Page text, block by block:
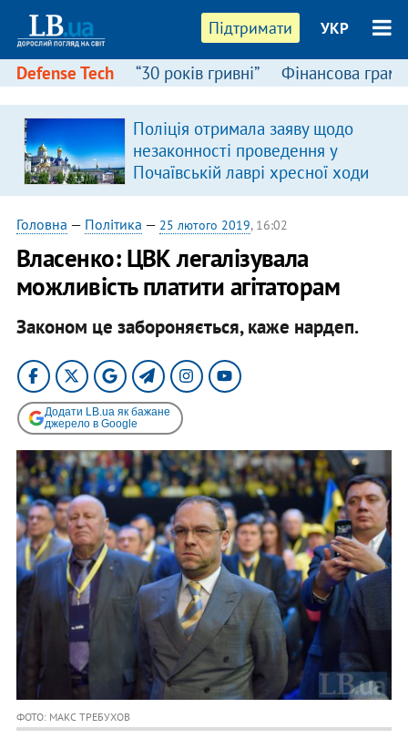
Підтримати УКР
Defense Tech “30 років гривні” Фінансова
Поліція отримала заяву щодо
незаконності проведення у
Почаївській лаврі хресної ходи
Головна — Політика — 25 лютого 2019, 16:02
Власенко: ЦВК легалізувала
можливість платити агітаторам
Законом це забороняється, каже нардеп.
Додати LB.ua як бажане
джерело в Google
ФОТО: МАКС ТРЕБУХОВ